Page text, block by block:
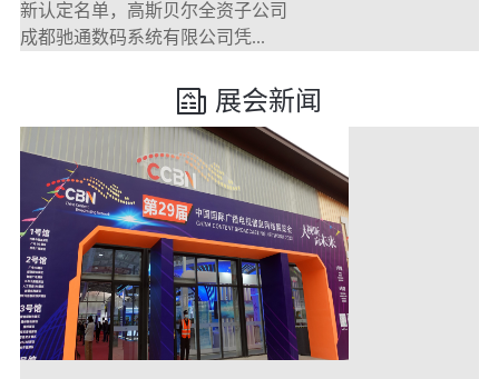
新认定名单，高斯贝尔全资子公司
成都驰通数码系统有限公司凭...
展会新闻